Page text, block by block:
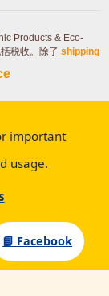
Products & Eco-
税收。除了 shipping
important
usage.
📘 Facebook